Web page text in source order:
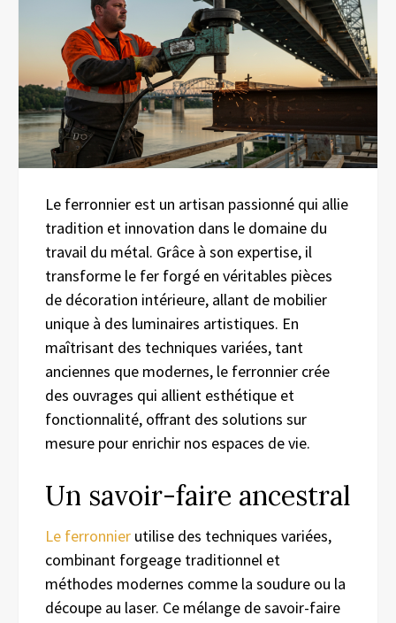
Le ferronnier est un artisan passionné qui allie
tradition et innovation dans le domaine du
travail du métal. Grâce à son expertise, il
transforme le fer forgé en véritables pièces
de décoration intérieure, allant de mobilier
unique à des luminaires artistiques. En
maîtrisant des techniques variées, tant
anciennes que modernes, le ferronnier crée
des ouvrages qui allient esthétique et
fonctionnalité, offrant des solutions sur
mesure pour enrichir nos espaces de vie.
Un savoir-faire ancestral
Le ferronnier utilise des techniques variées,
combinant forgeage traditionnel et
méthodes modernes comme la soudure ou la
découpe au laser. Ce mélange de savoir-faire